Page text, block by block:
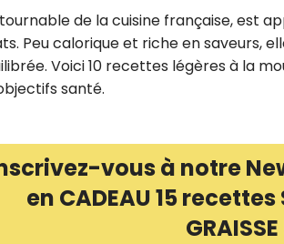
de la cuisine française, est
Peu calorique et riche en saveurs,
Voici 10 recettes légères à la
santé.
vous à notre
en CADEAU 15 recettes
GRAISSE